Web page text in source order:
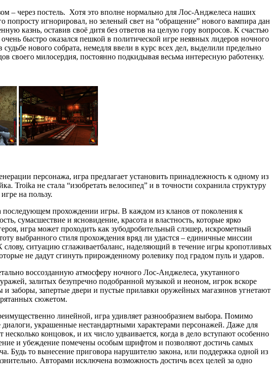
– через постель. Хотя это вполне нормально для Лос-Анджелеса наших
попросту игнорировал, но зеленый свет на “обращение” нового вампира дан
казнь, оставив своё дитя без ответов на целую гору вопросов. К счастью
быстро оказался пешкой в политической игре неявных лидеров ночного
нового собрата, немедля ввели в курс всех дел, выделили предельно
своего милосердия, постоянно подкидывая весьма интересную работенку.
персонажа, игра предлагает установить принадлежность к одному из
Troika не стала “изобретать велосипед” и в точности сохранила структуру
на пользу.
последующем прохождении игры. В каждом из кланов от поколения к
сумасшествие и ясновидение, красота и властность, которые ярко
игра может проходить как зубодробительный слэшер, искрометный
выбранного стиля прохождения вряд ли удастся – единичные миссии
ситуацию сглаживаетбаланс, наделяющий в течение игры кропотливых
не дадут сгинуть прирожденному ролевику под градом пуль и ударов.
воссозданную атмосферу ночного Лос-Анджелеса, укутанного
залитых безупречно подобранной музыкой и неоном, игрок вскоре
заборы, запертые двери и пустые прилавки оружейных магазинов угнетают
сюжетом.
линейной, игра удивляет разнообразием выбора. Помимо
украшенные нестандартными характерами персонажей. Даже для
концовок, и их число удваивается, когда в дело вступают особенно
и убеждение помечены особым шрифтом и позволяют достичь самых
Будь то вынесение приговора нарушителю закона, или поддержка одной из
Авторами исключена возможность достичь всех целей за одно